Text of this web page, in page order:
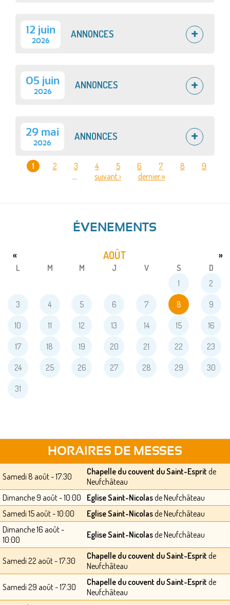
12 juin
2026
ANNONCES
05 juin
2026
ANNONCES
29 mai
2026
ANNONCES
1 2 3 4 5 6 7 8
9
…
suivant › dernier »
ÉVENEMENTS
AOÛT
« »
L M M J V S
D
1
2
3 4 5 6 7 8 9
10 11 12 13 14 15 16
17 18 19 20 21 22 23
24 25 26 27 28 29 30
31
HORAIRES DE MESSES
Samedi 8 août - 17:30 Chapelle du couvent du Saint-Esprit de
Neufchâteau
Dimanche 9 août - 10:00
Eglise Saint-Nicolasde Neufchâteau
Samedi 15 août - 10:00
Eglise Saint-Nicolasde Neufchâteau
Dimanche 16 août -
10:00
Eglise Saint-Nicolasde Neufchâteau
Samedi 22 août - 17:30 Chapelle du couvent du Saint-Esprit de
Neufchâteau
Samedi 29 août - 17:30 Chapelle du couvent du Saint-Esprit de
Neufchâteau